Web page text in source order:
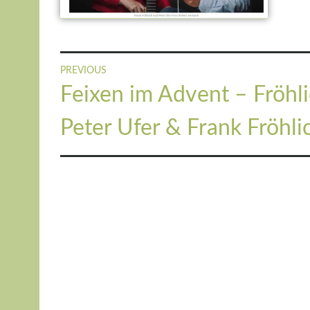
Beitragsnavigation
PREVIOUS
Previous
post:
Feixen im Advent –
Peter Ufer & Frank